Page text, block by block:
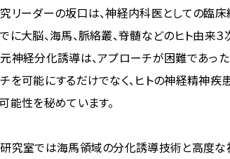
リーダーの坂口は、神経内科医としての臨
に大脳、海馬、脈絡叢、脊髄などのヒト由来
神経分化誘導は、アプローチが困難であっ
を可能にするだけでなく、ヒトの神経精神
能性を秘めています。
究室では海馬領域の分化誘導技術と高度な